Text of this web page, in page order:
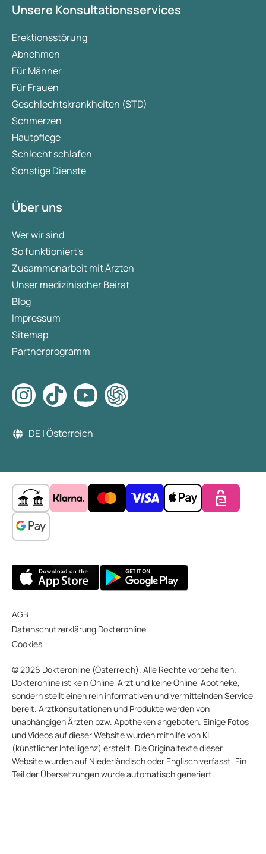
Unsere Konsultationsservices
Erektionsstörung
Abnehmen
Für Männer
Für Frauen
Geschlechtskrankheiten (STD)
Schmerzen
Hautpflege
Schlecht schlafen
Sonstige Dienste
Über uns
Wer wir sind
So funktioniert's
Zusammenarbeit mit Ärzten
Unser medizinischer Beirat
Blog
Impressum
Sitemap
Partnerprogramm
DE | Österreich
AGB
Datenschutzerklärung Dokteronline
Cookies
© 2026 Dokteronline (Österreich). Alle Rechte vorbehalten.
Dokteronline ist kein Online-Arzt und keine Online-Apotheke,
sondern stellt einen rein informativen und vermittelnden Service
bereit. Arztkonsultationen und Produkte werden von
unabhängigen Ärzten bzw. Apotheken angeboten. Einige Fotos
und Videos auf dieser Website wurden mithilfe von KI
(künstlicher Intelligenz) erstellt. Die Originaltexte dieser
Website wurden auf Niederländisch oder Englisch verfasst. Ein
Teil der Übersetzungen wurde automatisch generiert.